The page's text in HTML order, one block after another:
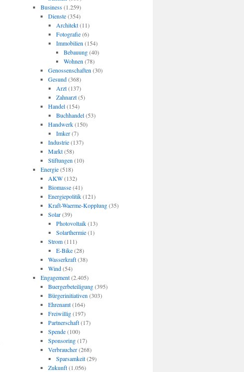
Business(1.259)
Dienste(354)
Architekt(11)
Fotografie(6)
Immobilien (154)
Bebauung(40)
Wohnen (78)
Genossenschaften (30)
Gesund(368)
Arzt(137)
Zahnarzt(5)
Handel(154)
Buchhandel(53)
Handwerk(150)
Imker(7)
Industrie(137)
Markt(58)
Stiftungen (10)
Energie(518)
AKW(132)
Biomasse(41)
Energiepolitik(121)
Kraft-Waerme-Kopplung(35)
Solar(39)
Photovoltaik(13)
Solarthermie(1)
Strom(111)
E-Bike(28)
Wasserkraft(38)
Wind(54)
Engagement(2.405)
Buergerbeteiligung(395)
Bürgerinitiativen (303)
Ehrenamt(164)
Freiwillig(197)
Partnerschaft(17)
Spende(100)
Sponsoring(17)
Verbraucher(268)
Sparsamkeit(29)
Zukunft(1.056)